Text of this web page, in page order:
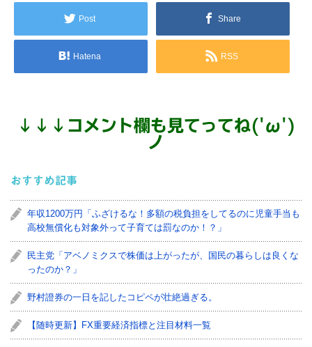
Post Share
Hatena RSS
↓ ↓ ↓ コメント欄も見てってね('ω')
ノ
おすすめ記事
年収1200万円「ふざけるな！多額の税負担をしてるのに児童手当も
高校無償化も対象外って子育ては罰なのか！？」
民主党「アベノミクスで株価は上がったが、国民の暮らしは良くな
ったのか？」
野村證券の一日を記したコピペが壮絶過ぎる。
【随時更新】FX重要経済指標と注目材料一覧